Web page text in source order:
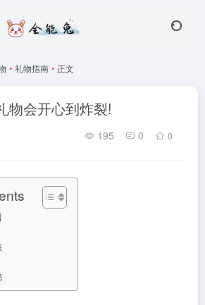
• 礼物指南 • 正文
物会开心到炸裂!
195 0 0